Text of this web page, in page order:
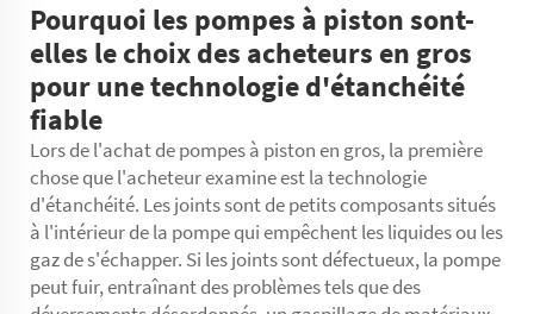
Pourquoi les pompes à piston sont-
elles le choix des acheteurs en gros
pour une technologie d'étanchéité
fiable
Lors de l'achat de pompes à piston en gros, la première
chose que l'acheteur examine est la technologie
d'étanchéité. Les joints sont de petits composants situés
à l'intérieur de la pompe qui empêchent les liquides ou les
gaz de s'échapper. Si les joints sont défectueux, la pompe
peut fuir, entraînant des problèmes tels que des